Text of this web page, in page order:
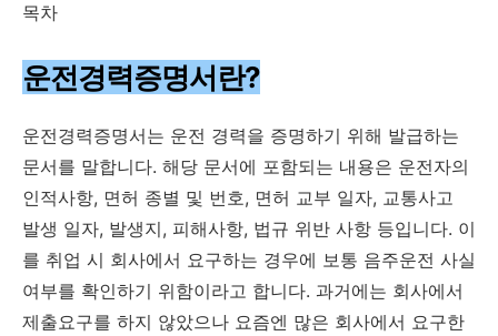
목차
운전경력증명서란?
운전경력증명서는 운전 경력을 증명하기 위해 발급하는
문서를 말합니다. 해당 문서에 포함되는 내용은 운전자의
인적사항, 면허 종별 및 번호, 면허 교부 일자, 교통사고
발생 일자, 발생지, 피해사항, 법규 위반 사항 등입니다. 이
를 취업 시 회사에서 요구하는 경우에 보통 음주운전 사실
여부를 확인하기 위함이라고 합니다. 과거에는 회사에서
제출요구를 하지 않았으나 요즘엔 많은 회사에서 요구한